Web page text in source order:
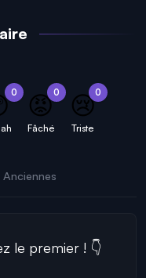
0 0
😡
Fâché
0
😢
Triste
Anciennes
le premier ! 👇